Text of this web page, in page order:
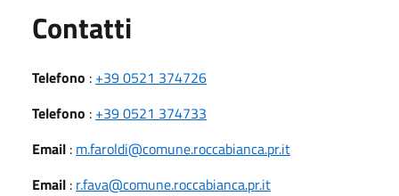
Contatti
Telefono : +39 0521 374726
Telefono : +39 0521 374733
Email : m.faroldi@comune.roccabianca.pr.it
Email : r.fava@comune.roccabianca.pr.it